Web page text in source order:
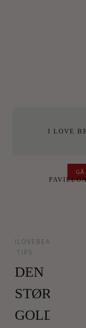
I LOVE
GÅ
ILOVEBEAUTY
TIPS
DEN
STØRSTE
GOLDEN